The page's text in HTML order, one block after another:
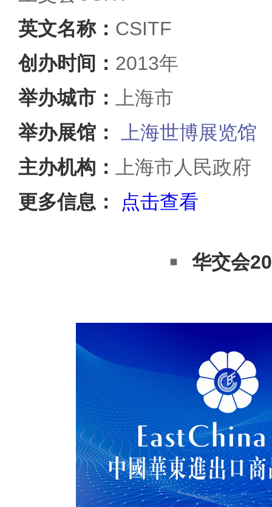
英文名称： CSITF
创办时间： 2013年
举办城市：
上海市
举办展馆：
上海世博展览馆
主办机构：
上海市人民政府
更多信息：
点击查看
华交会